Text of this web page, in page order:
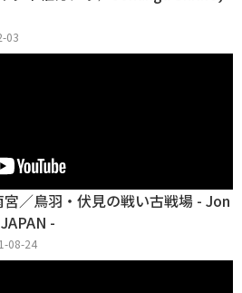
03
宮／鳥羽・伏見の戦い古戦場 - Jon
-
08-24